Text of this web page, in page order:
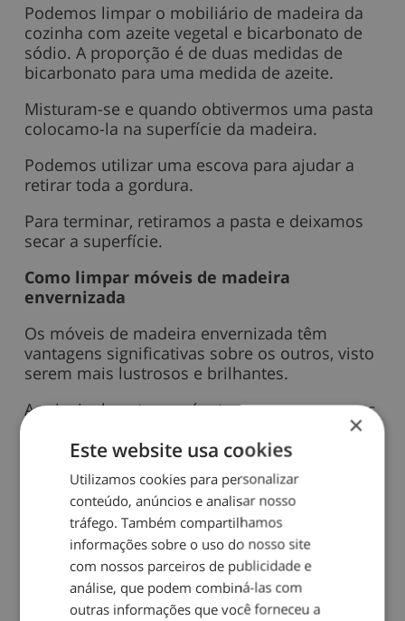
Podemos limpar o mobiliário de madeira da
cozinha com azeite vegetal e bicarbonato de
sódio. A proporção é de duas medidas de
bicarbonato para uma medida de azeite.
Misturam-se e quando obtivermos uma pasta
colocamo-la na superfície da madeira.
Podemos utilizar uma escova para ajudar a
retirar toda a gordura.
Para terminar, retiramos a pasta e deixamos
secar a superfície.
Como limpar móveis de madeira
envernizada
Os móveis de madeira envernizada têm
vantagens significativas sobre os outros, visto
serem mais lustrosos e brilhantes.
A principal vantagem é o tom, uma vez que os
escuros, onde o pó é mais visível. Para além
disso, são mais duradouros, visto que o verniz
cria uma barreira contra o pó, os insetos e a
humidade.
Apesar desta proteção, os móveis
envernizados requerem uma atenção especial
para que durem mais tempo e para que
pareçam sempre novos.
×
Este website usa cookies
Utilizamos cookies para personalizar
conteúdo, anúncios e analisar nosso
tráfego. Também compartilhamos
informações sobre o uso do nosso site
com nossos parceiros de publicidade e
análise, que podem combiná-las com
outras informações que você forneceu a